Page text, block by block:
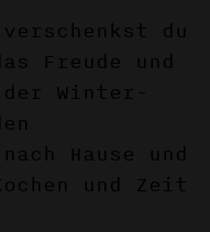
du
Freude und
Winter-
Hause und
und Zeit